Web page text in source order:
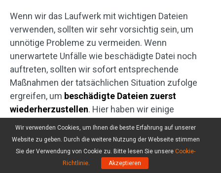
Wenn wir das Laufwerk mit wichtigen Dateien
verwenden, sollten wir sehr vorsichtig sein, um
unnötige Probleme zu vermeiden. Wenn
unerwartete Unfälle wie beschädigte Datei noch
auftreten, sollten wir sofort entsprechende
Maßnahmen der tatsächlichen Situation zufolge
ergreifen, um beschädigte Dateien zuerst
wiederherzustellen. Hier haben wir einige
praktischen Lösungen zur Behandlung der
beschädigten Dateien für die Benutzer geboten
und die zu beachtenden Dinge zur Vorbeugung
plötzlicher Unfällen zusammengefasst.
Wir verwenden Cookies, um Ihnen die beste Erfahrung auf unserer
Website zu geben. Durch die weitere Nutzung der Webseite stimmen
Sie der Verwendung von Cookie zu. Bitte lesen Sie unsere Cookie-
Richtlinie. Akzeptieren